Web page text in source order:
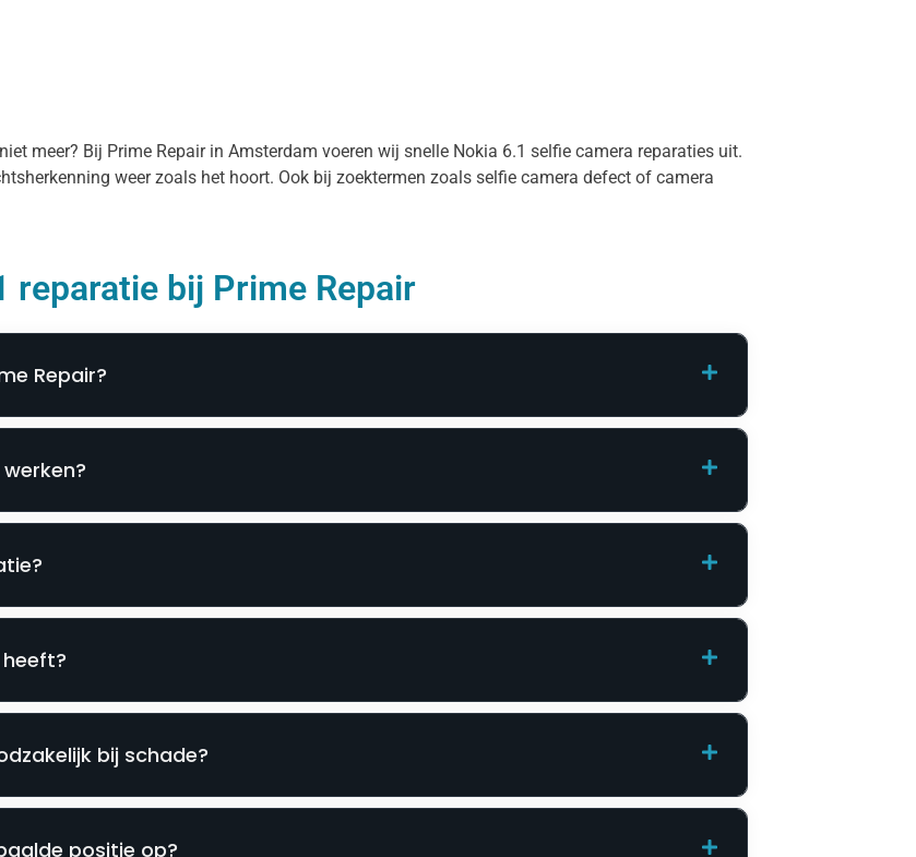
meer? Bij Prime Repair in Amsterdam voeren wij snelle Nokia 6.1 selfie camera reparaties uit.
weer zoals het hoort. Ook bij zoektermen zoals selfie camera defect of camera
reparatie bij Prime Repair
Repair?
bij schade?
positie op?